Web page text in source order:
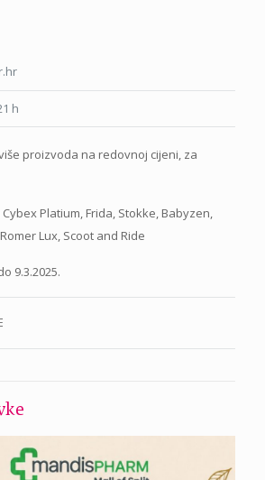
h
proizvoda na redovnoj cijeni, za
Platium, Frida, Stokke, Babyzen,
Lux, Scoot and Ride
9.3.2025.